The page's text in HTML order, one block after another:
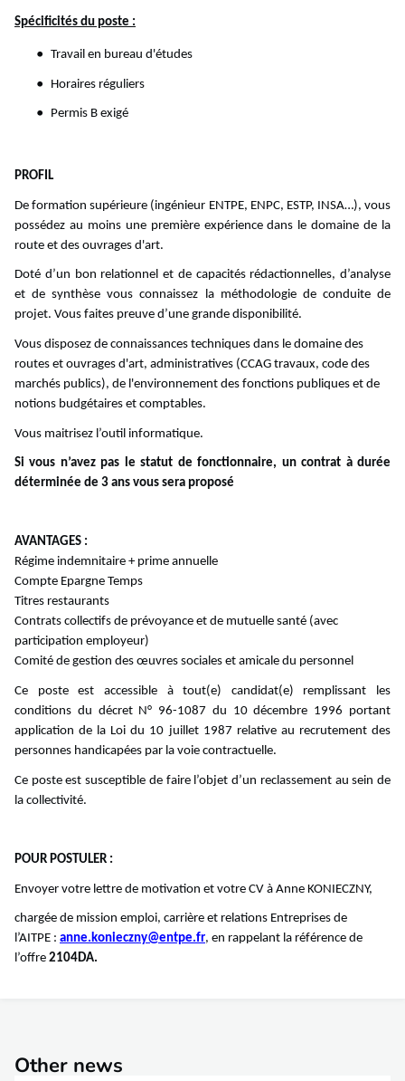
Spécificités du poste :
Travail en bureau d'études
Horaires réguliers
Permis B exigé
PROFIL
De formation supérieure (ingénieur ENTPE, ENPC, ESTP, INSA…), vous
possédez au moins une première expérience dans le domaine de la
route et des ouvrages d'art.
Doté d’un bon relationnel et de capacités rédactionnelles, d’analyse
et de synthèse vous connaissez la méthodologie de conduite de
projet. Vous faites preuve d’une grande disponibilité.
Vous disposez de connaissances techniques dans le domaine des
routes et ouvrages d'art, administratives (CCAG travaux, code des
marchés publics), de l'environnement des fonctions publiques et de
notions budgétaires et comptables.
Vous maitrisez l’outil informatique.
Si vous n’avez pas le statut de fonctionnaire, un contrat à durée
déterminée de 3 ans vous sera proposé
AVANTAGES :
Régime indemnitaire + prime annuelle
Compte Epargne Temps
Titres restaurants
Contrats collectifs de prévoyance et de mutuelle santé (avec
participation employeur)
Comité de gestion des œuvres sociales et amicale du personnel
Ce poste est accessible à tout(e) candidat(e) remplissant les
conditions du décret N° 96-1087 du 10 décembre 1996 portant
application de la Loi du 10 juillet 1987 relative au recrutement des
personnes handicapées par la voie contractuelle.
Ce poste est susceptible de faire l’objet d’un reclassement au sein de
la collectivité.
POUR POSTULER :
Envoyer votre lettre de motivation et votre CV à Anne KONIECZNY,
chargée de mission emploi, carrière et relations Entreprises de
l’AITPE : anne.konieczny@entpe.fr, en rappelant la référence de
l’offre 2104DA.
Other news